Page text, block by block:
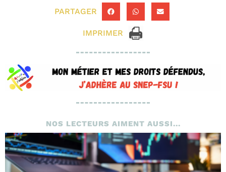
PARTAGER
IMPRIMER
NOS LECTEURS AIMENT AUSSI...